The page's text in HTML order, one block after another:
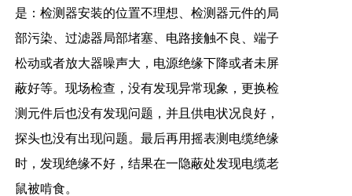
是：检测器安装的位置不理想、检测器元件的局
部污染、过滤器局部堵塞、电路接触不良、端子
松动或者放大器噪声大，电源绝缘下降或者未屏
蔽好等。现场检查，没有发现异常现象，更换检
测元件后也没有发现问题，并且供电状况良好，
探头也没有出现问题。最后再用摇表测电缆绝缘
时，发现绝缘不好，结果在一隐蔽处发现电缆老
鼠被啃食。